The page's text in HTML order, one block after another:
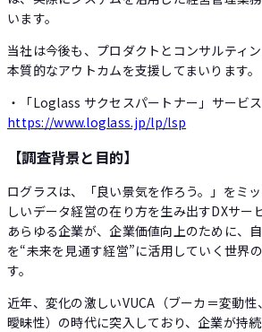
います。
当社は今後も、プロダクトとコンサルティ
本質的なアウトカムを支援してまいります。
・「Loglass サクセスパートナー」サービ
https://www.loglass.jp/lp/lsp
【調査背景と目的】
ログラスは、「良い景気を作ろう。」をミ
しいデータ経営の在り方を生み出すDXサー
あらゆる企業が、企業価値向上のために、
を“未来を見通す経営”に活用していく世界
す。
近年、変化の激しいVUCA（ブーカ＝変動性
曖昧性）の時代に突入しており、企業が持